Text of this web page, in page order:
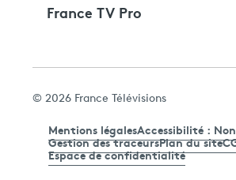
France TV Pro
© 2026 France Télévisions
Mentions légalesAccessibilité :
Gestion des traceursPlan du site
Espace de confidentialité